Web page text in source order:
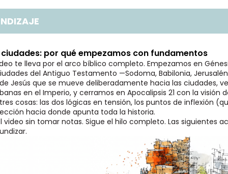
por qué empezamos con fundamentos
te lleva por el arco bíblico completo. Empezamos en
del Antiguo Testamento —Sodoma, Babilonia,
Jesús que se mueve deliberadamente hacia las ciudades,
en el Imperio, y cerramos en Apocalipsis 21 con la visión
cosas: las dos lógicas en tensión, los puntos de inflexión
hacia donde apunta toda la historia.
video sin tomar notas. Sigue el hilo completo. Las siguientes